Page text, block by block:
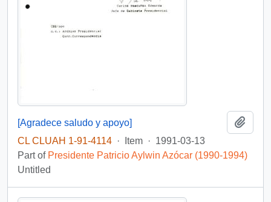
[Agradece saludo y apoyo]
CL CLUAH 1-91-4114 · Item · 1991-03-13
Part of Presidente Patricio Aylwin Azócar (1990-1994)
Untitled